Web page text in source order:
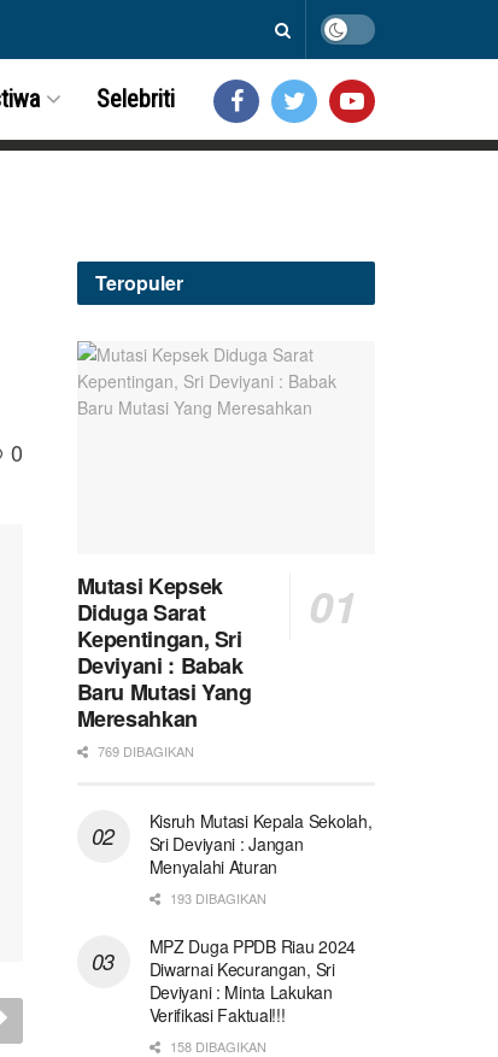
Selebriti
0
Teropuler
Mutasi Kepsek
Diduga Sarat
Kepentingan, Sri
Deviyani : Babak
Baru Mutasi Yang
Meresahkan
769 DIBAGIKAN
Kisruh Mutasi Kepala Sekolah,
Sri Deviyani : Jangan
Menyalahi Aturan
193 DIBAGIKAN
MPZ Duga PPDB Riau 2024
Diwarnai Kecurangan, Sri
Deviyani : Minta Lakukan
Verifikasi Faktual!!!
158 DIBAGIKAN